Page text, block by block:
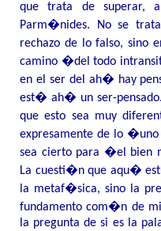
que trata de superar,
Parm�nides. No se
rechazo de lo falso, sino
camino �del todo
en el ser del ah� hay
est� ah� un ser-
que esto sea muy
expresamente de lo
sea cierto para �el
La cuesti�n que aqu�
la metaf�sica, sino la
fundamento com�n de
la pregunta de si es la